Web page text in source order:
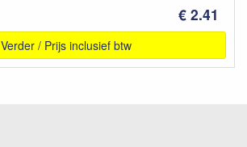
€ 2.41
Verder / Prijs inclusief btw